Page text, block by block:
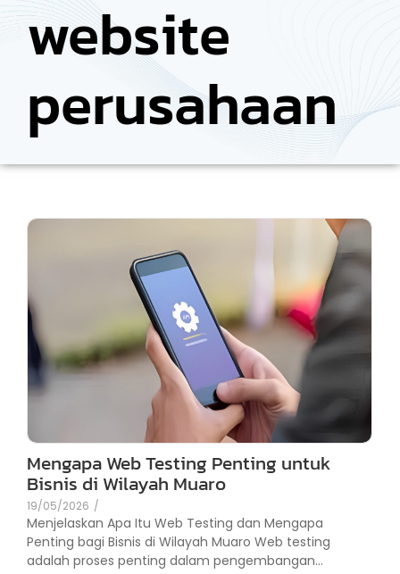
website
perusahaan
Mengapa Web Testing Penting untuk
Bisnis di Wilayah Muaro
19/05/2026 /
Menjelaskan Apa Itu Web Testing dan Mengapa
Penting bagi Bisnis di Wilayah Muaro Web testing
adalah proses penting dalam pengembangan...